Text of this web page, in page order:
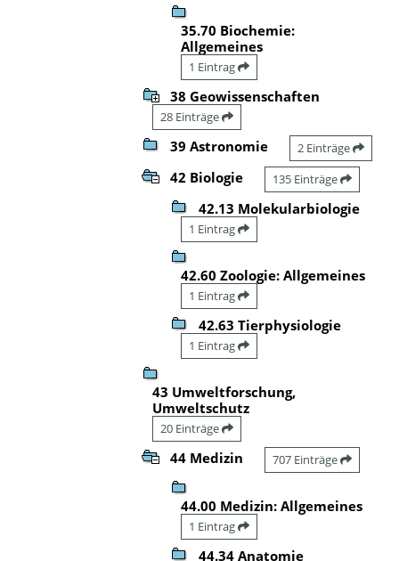
35.70 Biochemie:
Allgemeines
1 Eintrag
38 Geowissenschaften
28 Einträge
39 Astronomie 2 Einträge
42 Biologie 135 Einträge
42.13 Molekularbiologie
1 Eintrag
42.60 Zoologie: Allgemeines
1 Eintrag
42.63 Tierphysiologie
1 Eintrag
43 Umweltforschung,
Umweltschutz
20 Einträge
44 Medizin 707 Einträge
44.00 Medizin: Allgemeines
1 Eintrag
44.34 Anatomie